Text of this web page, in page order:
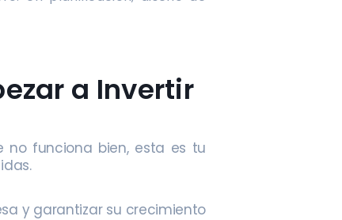
a Invertir
no funciona bien, esta es tu
y garantizar su crecimiento